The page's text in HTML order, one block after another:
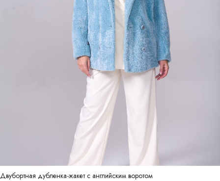
Двубортная дубленка-жакет с английским воротом